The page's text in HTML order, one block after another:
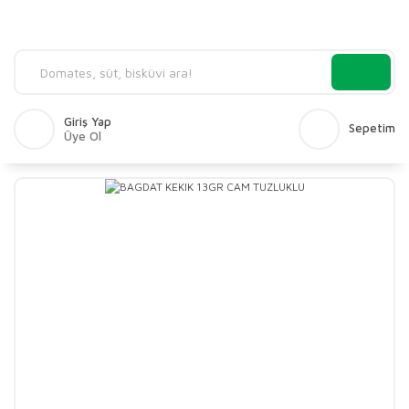
Giriş Yap
Üye Ol
Sepetim